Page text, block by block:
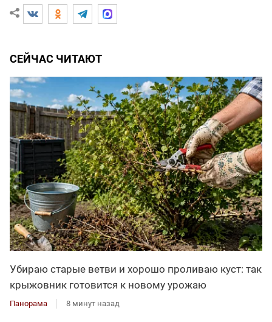
СЕЙЧАС ЧИТАЮТ
Убираю старые ветви и хорошо проливаю куст: так
крыжовник готовится к новому урожаю
Панорама 8 минут назад